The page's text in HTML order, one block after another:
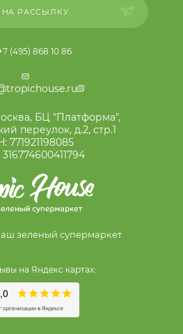
РАССЫЛКУ
(495) 868 10 86
БЦ "Платформа",
переулок, д.2, стр.1
771921198085
зеленый супермаркет
на Яндекс картах: